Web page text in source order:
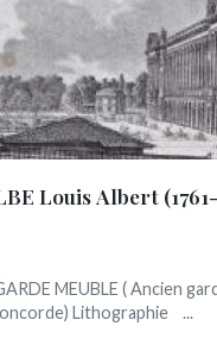
Louis Albert
MEUBLE ( Ancien
Lithographie ...